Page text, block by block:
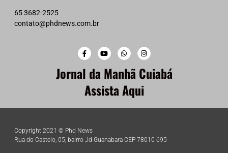
65 3682-2525
contato@phdnews.com.br
Jornal da Manhã Cuiabá
Assista Aqui
Copyright 2021 © Phd News
Rua do Castelo, 05, bairro Jd Guanabara CEP 78010-695